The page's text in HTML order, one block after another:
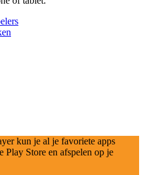
kun je al je favoriete apps
Play Store en afspelen op je